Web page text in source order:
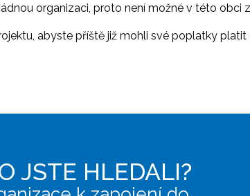
organizaci, proto není možné v této obci
abyste příště již mohli své poplatky platit
JSTE HLEDALI?